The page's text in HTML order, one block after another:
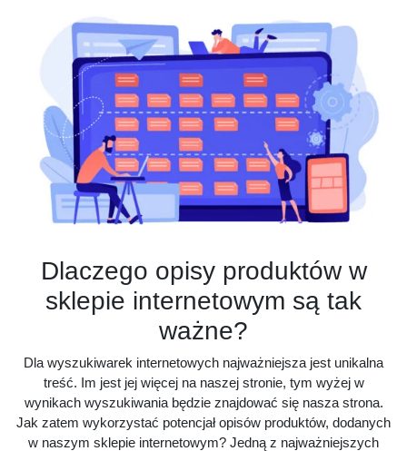
Dlaczego opisy produktów w
sklepie internetowym są tak
ważne?
Dla wyszukiwarek internetowych najważniejsza jest unikalna
treść. Im jest jej więcej na naszej stronie, tym wyżej w
wynikach wyszukiwania będzie znajdować się nasza strona.
Jak zatem wykorzystać potencjał opisów produktów, dodanych
w naszym sklepie internetowym? Jedną z najważniejszych